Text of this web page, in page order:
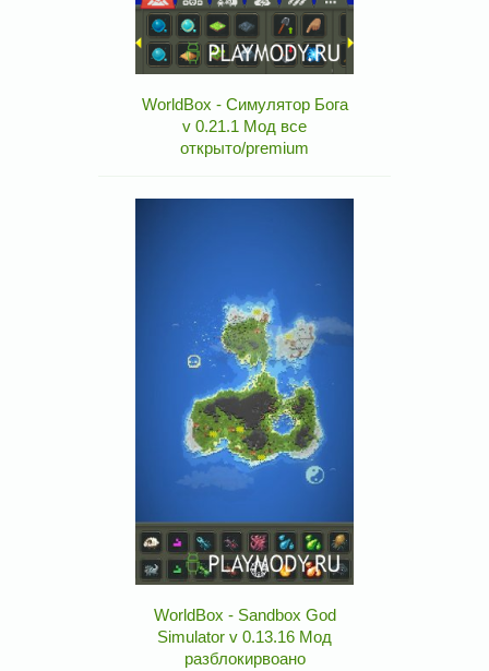
WorldBox - Симулятор Бога
v 0.21.1 Мод все
открыто/premium
WorldBox - Sandbox God
Simulator v 0.13.16 Мод
разблокирвоано